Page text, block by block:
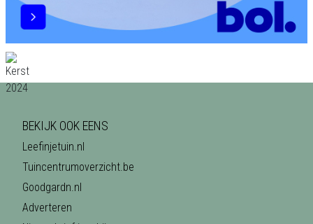
BEKIJK OOK EENS
Leefinjetuin.nl
Tuincentrumoverzicht.be
Goodgardn.nl
Adverteren